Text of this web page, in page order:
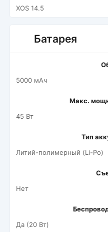
XOS 14.5
Батарея
5000 мАч
Макс.
45 Вт
Тип
Литий-полимерный (Li-Po)
Нет
Да (20 Вт)